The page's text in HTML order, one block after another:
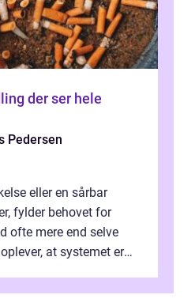
der ser hele
Pedersen
eller en sårbar
fylder behovet for
ofte mere end selve
at systemet er